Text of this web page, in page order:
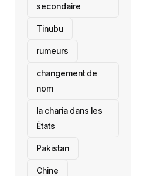
secondaire
Tinubu
rumeurs
changement de
nom
la charia dans les
États
‎Pakistan
Chine